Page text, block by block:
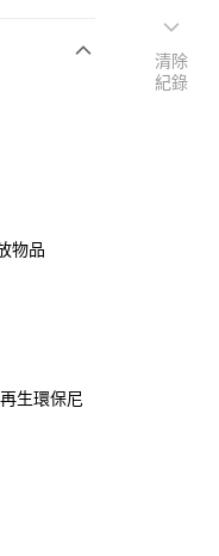
物品
生環保尼
清除
紀錄